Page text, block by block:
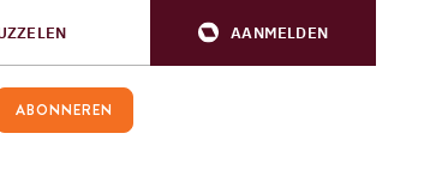
AANMELDEN
ABONNEREN